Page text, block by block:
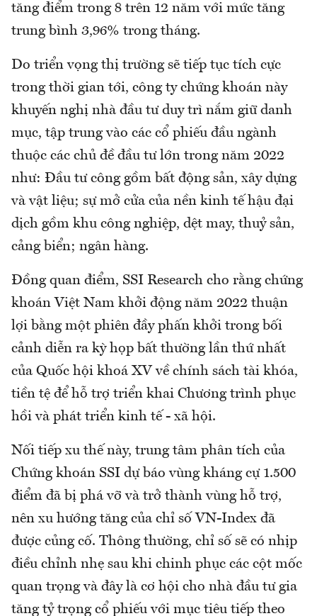
tăng điểm trong 8 trên 12 năm với mức tăng
trung bình 3,96% trong tháng.
Do triển vọng thị trường sẽ tiếp tục tích cực
trong thời gian tới, công ty chứng khoán này
khuyến nghị nhà đầu tư duy trì nắm giữ danh
mục, tập trung vào các cổ phiếu đầu ngành
thuộc các chủ đề đầu tư lớn trong năm 2022
như: Đầu tư công gồm bất động sản, xây dựng
và vật liệu; sự mở cửa của nền kinh tế hậu đại
dịch gồm khu công nghiệp, dệt may, thuỷ sản,
cảng biển; ngân hàng.
Đồng quan điểm, SSI Research cho rằng chứng
khoán Việt Nam khởi động năm 2022 thuận
lợi bằng một phiên đầy phấn khởi trong bối
cảnh diễn ra kỳ họp bất thường lần thứ nhất
của Quốc hội khoá XV về chính sách tài khóa,
tiền tệ để hỗ trợ triển khai Chương trình phục
hồi và phát triển kinh tế - xã hội.
Nối tiếp xu thế này, trung tâm phân tích của
Chứng khoán SSI dự báo vùng kháng cự 1.500
điểm đã bị phá vỡ và trở thành vùng hỗ trợ,
nên xu hướng tăng của chỉ số VN-Index đã
được củng cố. Thông thường, chỉ số sẽ có nhịp
điều chỉnh nhẹ sau khi chinh phục các cột mốc
quan trọng và đây là cơ hội cho nhà đầu tư gia
tăng tỷ trọng cổ phiếu với mục tiêu tiếp theo